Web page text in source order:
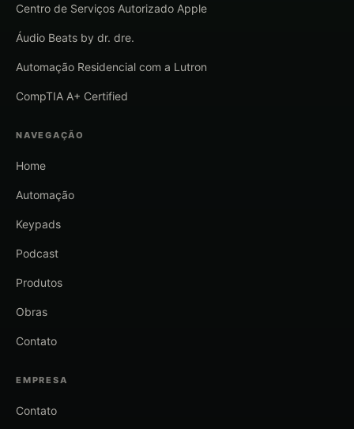
Centro de Serviços Autorizado Apple
Áudio Beats by dr. dre.
Automação Residencial com a Lutron
CompTIA A+ Certified
NAVEGAÇÃO
Home
Automação
Keypads
Podcast
Produtos
Obras
Contato
EMPRESA
Contato